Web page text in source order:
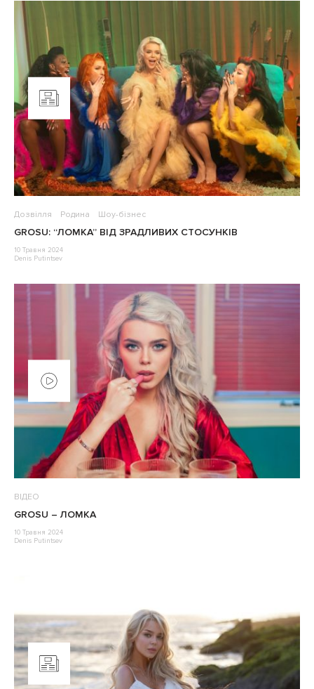
Дозвілля Родина Шоу-бізнес
GROSU: “ЛОМКА” ВІД ЗРАДЛИВИХ СТОСУНКІВ
10 Травня 2024
Denis Putintsev
ВІДЕО
GROSU – ЛОМКА
10 Травня 2024
Denis Putintsev